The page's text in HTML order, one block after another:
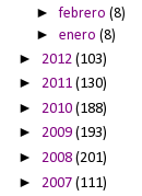
►febrero(8)
►enero(8)
► 2012 (103)
► 2011 (130)
► 2010 (188)
► 2009 (193)
► 2008 (201)
► 2007 (111)